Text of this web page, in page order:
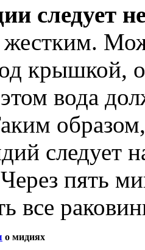
следует
жестким.
крышкой,
вода
следует
Через пять
все
о мидиях